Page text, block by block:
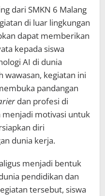
dari SMKN 6 Malang
di luar lingkungan
dapat memberikan
kepada siswa
AI di dunia
wawasan, kegiatan ini
pandangan
dan profesi di
menjadi motivasi untuk
diri
dunia kerja.
menjadi bentuk
pendidikan dan
tersebut, siswa